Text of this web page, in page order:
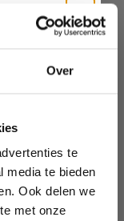
Over
te
media te bieden
Ook delen we
met onze
2,2 kg en een
hoeken en krappe
het een eitje
schoon
simpel!
stoompads
je van